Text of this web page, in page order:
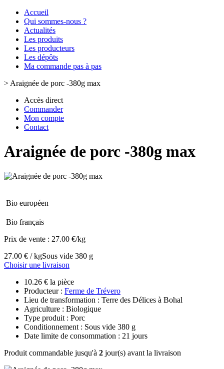
Accueil
Qui sommes-nous ?
Actualités
Les produits
Les producteurs
Les dépôts
Ma commande pas à pas
> Araignée de porc -380g max
Accès direct
Commander
Mon compte
Contact
Araignée de porc -380g max
Bio européen
Bio français
Prix de vente : 27.00 €/kg
27.00 € / kgSous vide 380 g
Choisir une livraison
10.26 € la pièce
Producteur : Ferme de Trévero
Lieu de transformation : Terre des Délices à Bohal
Agriculture : Biologique
Type produit : Porc
Conditionnement : Sous vide 380 g
Date limite de consommation : 21 jours
Produit commandable jusqu'à 2 jour(s) avant la livraison